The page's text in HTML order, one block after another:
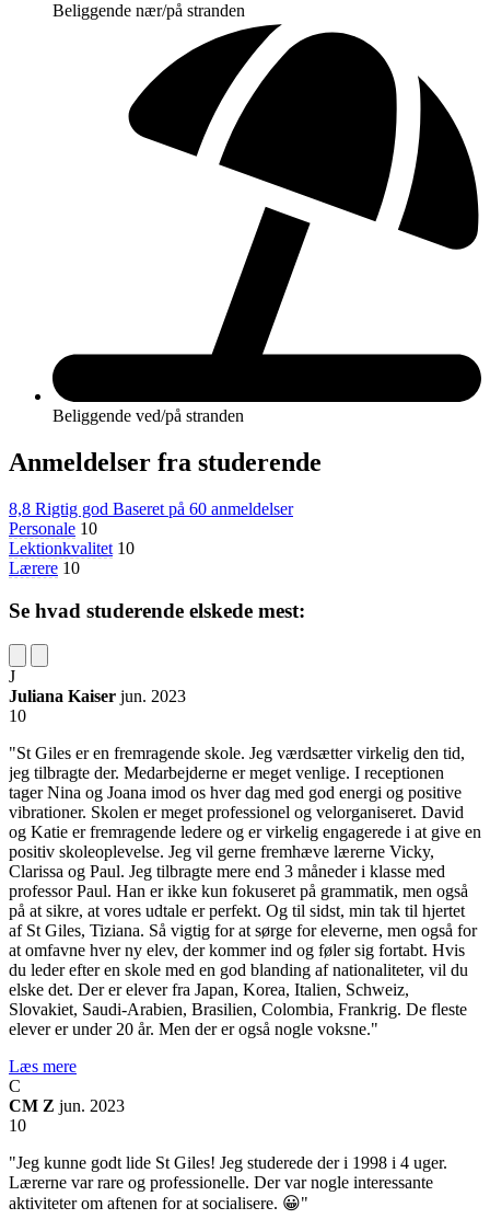
Beliggende nær/på stranden
Beliggende ved/på stranden
Anmeldelser fra studerende
8,8 Rigtig god Baseret på 60 anmeldelser
Personale 10
Lektionkvalitet 10
Lærere 10
Se hvad studerende elskede mest:
J
Juliana Kaiser jun. 2023
10
"St Giles er en fremragende skole. Jeg værdsætter virkelig den tid,
jeg tilbragte der. Medarbejderne er meget venlige. I receptionen
tager Nina og Joana imod os hver dag med god energi og positive
vibrationer. Skolen er meget professionel og velorganiseret. David
og Katie er fremragende ledere og er virkelig engagerede i at give en
positiv skoleoplevelse. Jeg vil gerne fremhæve lærerne Vicky,
Clarissa og Paul. Jeg tilbragte mere end 3 måneder i klasse med
professor Paul. Han er ikke kun fokuseret på grammatik, men også
på at sikre, at vores udtale er perfekt. Og til sidst, min tak til hjertet
af St Giles, Tiziana. Så vigtig for at sørge for eleverne, men også for
at omfavne hver ny elev, der kommer ind og føler sig fortabt. Hvis
du leder efter en skole med en god blanding af nationaliteter, vil du
elske det. Der er elever fra Japan, Korea, Italien, Schweiz,
Slovakiet, Saudi-Arabien, Brasilien, Colombia, Frankrig. De fleste
elever er under 20 år. Men der er også nogle voksne."
Læs mere
C
CM Z jun. 2023
10
"Jeg kunne godt lide St Giles! Jeg studerede der i 1998 i 4 uger.
Lærerne var rare og professionelle. Der var nogle interessante
aktiviteter om aftenen for at socialisere. 😀"